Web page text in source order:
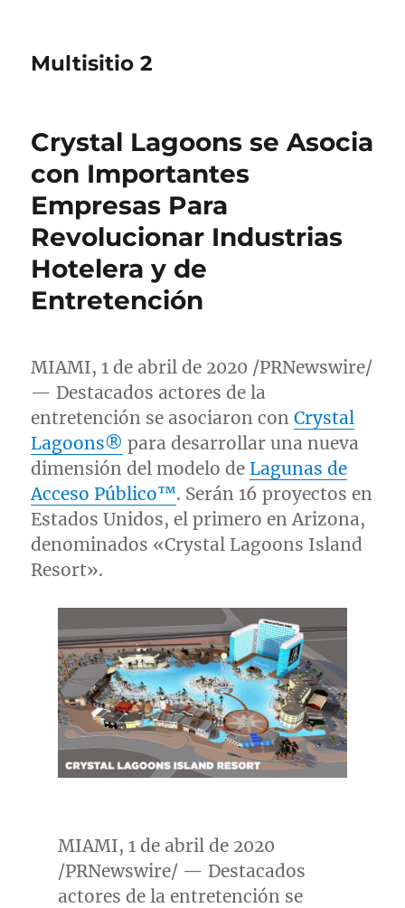
Multisitio 2
Crystal Lagoons se Asocia
con Importantes
Empresas Para
Revolucionar Industrias
Hotelera y de
Entretención
MIAMI, 1 de abril de 2020 /PRNewswire/
— Destacados actores de la
entretención se asociaron conCrystal
Lagoons® para desarrollar una nueva
dimensión del modelo de Lagunas de
Acceso Público™. Serán 16 proyectos en
Estados Unidos, el primero enArizona,
denominados «Crystal Lagoons Island
Resort».
MIAMI, 1 de abril de 2020
/PRNewswire/ — Destacados
actores de la entretención se